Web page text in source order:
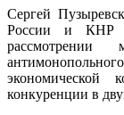
Сергей
России и КНР
экономической
конкуренции в